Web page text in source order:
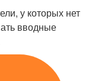
у которых нет
вводные